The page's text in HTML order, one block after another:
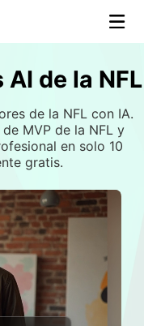
▼
▼
▼
de la NFL
de la NFL con IA.
MVP de la NFL y
en solo 10
gratis.